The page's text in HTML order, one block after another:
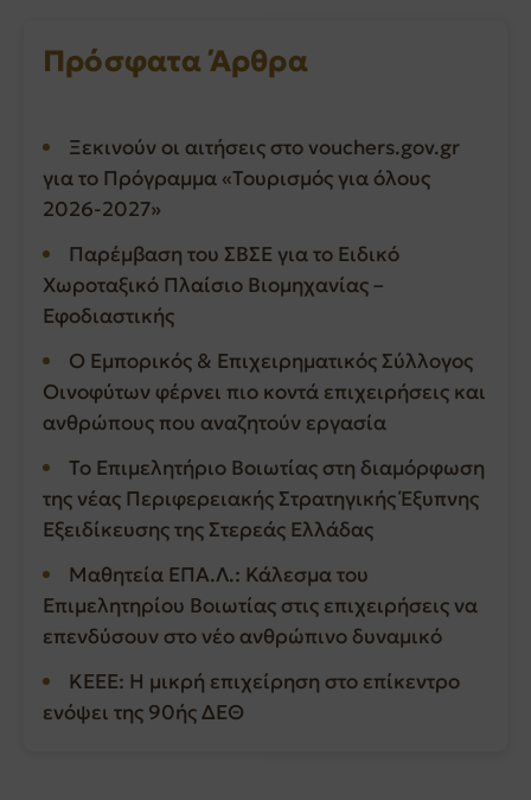
Πρόσφατα Άρθρα
Ξεκινούν οι αιτήσεις στο vouchers.gov.gr
για το Πρόγραμμα «Τουρισμός για όλους
2026-2027»
Παρέμβαση του ΣΒΣΕ για το Ειδικό
Χωροταξικό Πλαίσιο Βιομηχανίας –
Εφοδιαστικής
Ο Εμπορικός & Επιχειρηματικός Σύλλογος
Οινοφύτων φέρνει πιο κοντά επιχειρήσεις και
ανθρώπους που αναζητούν εργασία
Το Επιμελητήριο Βοιωτίας στη διαμόρφωση
της νέας Περιφερειακής Στρατηγικής Έξυπνης
Εξειδίκευσης της Στερεάς Ελλάδας
Μαθητεία ΕΠΑ.Λ.: Κάλεσμα του
Επιμελητηρίου Βοιωτίας στις επιχειρήσεις να
επενδύσουν στο νέο ανθρώπινο δυναμικό
ΚΕΕΕ: Η μικρή επιχείρηση στο επίκεντρο
ενόψει της 90ής ΔΕΘ